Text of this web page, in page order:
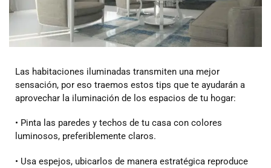
Las habitaciones iluminadas transmiten una mejor
sensación, por eso traemos estos tips que te ayudarán a
aprovechar la iluminación de los espacios de tu hogar:
• Pinta las paredes y techos de tu casa con colores
luminosos, preferiblemente claros.
• Usa espejos, ubicarlos de manera estratégica reproduce